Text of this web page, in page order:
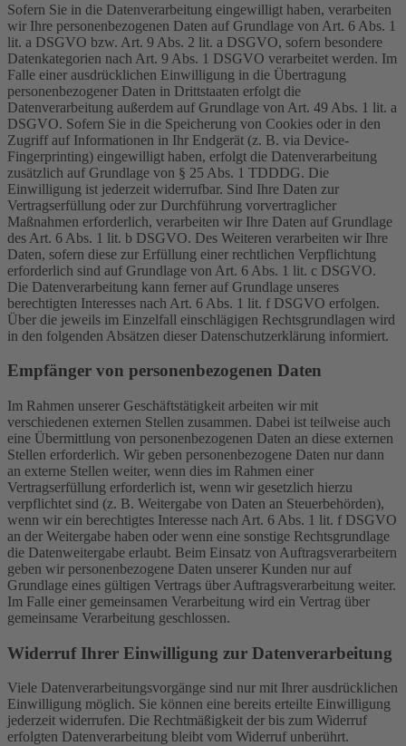
Sofern Sie in die Datenverarbeitung eingewilligt haben, verarbeiten
wir Ihre personenbezogenen Daten auf Grundlage von Art. 6 Abs. 1
lit. a DSGVO bzw. Art. 9 Abs. 2 lit. a DSGVO, sofern besondere
Datenkategorien nach Art. 9 Abs. 1 DSGVO verarbeitet werden. Im
Falle einer ausdrücklichen Einwilligung in die Übertragung
personenbezogener Daten in Drittstaaten erfolgt die
Datenverarbeitung außerdem auf Grundlage von Art. 49 Abs. 1 lit. a
DSGVO. Sofern Sie in die Speicherung von Cookies oder in den
Zugriff auf Informationen in Ihr Endgerät (z. B. via Device-
Fingerprinting) eingewilligt haben, erfolgt die Datenverarbeitung
zusätzlich auf Grundlage von § 25 Abs. 1 TDDDG. Die
Einwilligung ist jederzeit widerrufbar. Sind Ihre Daten zur
Vertragserfüllung oder zur Durchführung vorvertraglicher
Maßnahmen erforderlich, verarbeiten wir Ihre Daten auf Grundlage
des Art. 6 Abs. 1 lit. b DSGVO. Des Weiteren verarbeiten wir Ihre
Daten, sofern diese zur Erfüllung einer rechtlichen Verpflichtung
erforderlich sind auf Grundlage von Art. 6 Abs. 1 lit. c DSGVO.
Die Datenverarbeitung kann ferner auf Grundlage unseres
berechtigten Interesses nach Art. 6 Abs. 1 lit. f DSGVO erfolgen.
Über die jeweils im Einzelfall einschlägigen Rechtsgrundlagen wird
in den folgenden Absätzen dieser Datenschutzerklärung informiert.
Empfänger von personenbezogenen Daten
Im Rahmen unserer Geschäftstätigkeit arbeiten wir mit
verschiedenen externen Stellen zusammen. Dabei ist teilweise auch
eine Übermittlung von personenbezogenen Daten an diese externen
Stellen erforderlich. Wir geben personenbezogene Daten nur dann
an externe Stellen weiter, wenn dies im Rahmen einer
Vertragserfüllung erforderlich ist, wenn wir gesetzlich hierzu
verpflichtet sind (z. B. Weitergabe von Daten an Steuerbehörden),
wenn wir ein berechtigtes Interesse nach Art. 6 Abs. 1 lit. f DSGVO
an der Weitergabe haben oder wenn eine sonstige Rechtsgrundlage
die Datenweitergabe erlaubt. Beim Einsatz von Auftragsverarbeitern
geben wir personenbezogene Daten unserer Kunden nur auf
Grundlage eines gültigen Vertrags über Auftragsverarbeitung weiter.
Im Falle einer gemeinsamen Verarbeitung wird ein Vertrag über
gemeinsame Verarbeitung geschlossen.
Widerruf Ihrer Einwilligung zur Datenverarbeitung
Viele Datenverarbeitungsvorgänge sind nur mit Ihrer ausdrücklichen
Einwilligung möglich. Sie können eine bereits erteilte Einwilligung
jederzeit widerrufen. Die Rechtmäßigkeit der bis zum Widerruf
erfolgten Datenverarbeitung bleibt vom Widerruf unberührt.